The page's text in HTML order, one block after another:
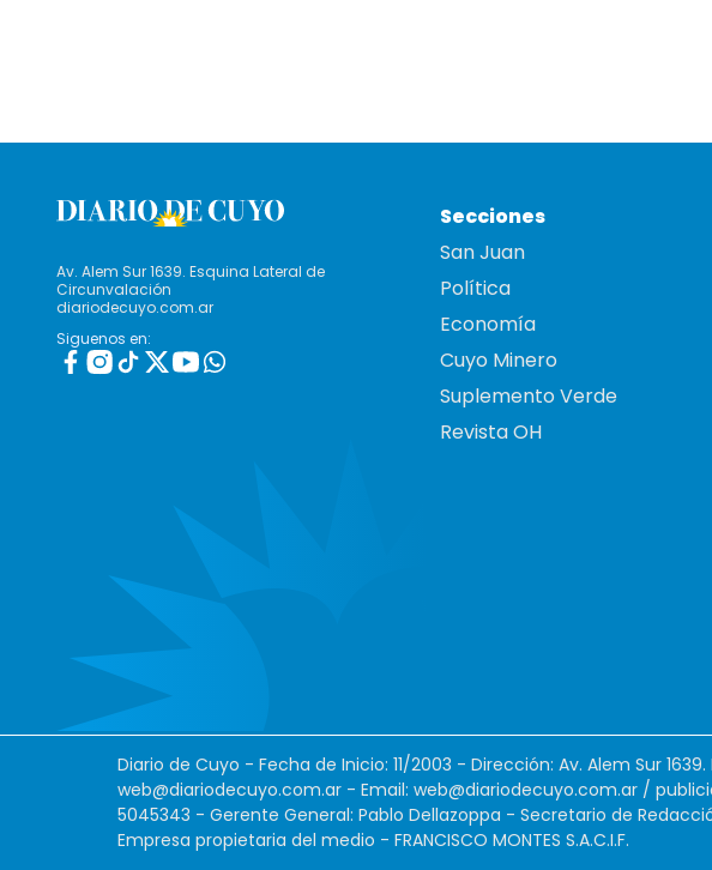
Av. Alem Sur 1639. Esquina Lateral de
Circunvalación
diariodecuyo.com.ar
Siguenos en:
Secciones
San Juan
Política
Economía
Cuyo Minero
Suplemento Verde
Revista OH
Diario de Cuyo - Fecha de Inicio: 11/2003 - Dirección: Av. Alem Sur
web@diariodecuyo.com.ar - Email: web@diariodecuyo.com.ar /
5045343 - Gerente General: Pablo Dellazoppa - Secretario de
Empresa propietaria del medio - FRANCISCO MONTES S.A.C.I.F.